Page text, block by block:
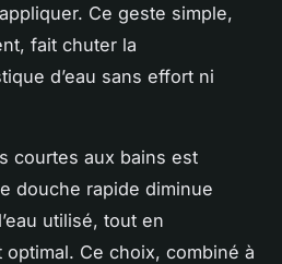
Ce geste simple,
fait chuter la
d’eau sans effort ni
courtes aux bains est
douche rapide diminue
utilisé, tout en
Ce choix, combiné à